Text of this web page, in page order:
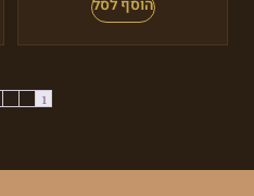
1
2
3